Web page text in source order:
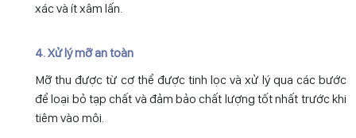
xác và ít xâm lấn.
4. Xử lý mỡ an toàn
Mỡ thu được từ cơ thể được tinh lọc và xử lý qua các bước
để loại bỏ tạp chất và đảm bảo chất lượng tốt nhất trước khi
tiêm vào môi.